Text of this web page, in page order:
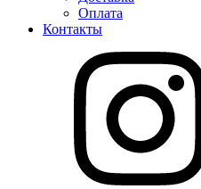
Оплата
Контакты